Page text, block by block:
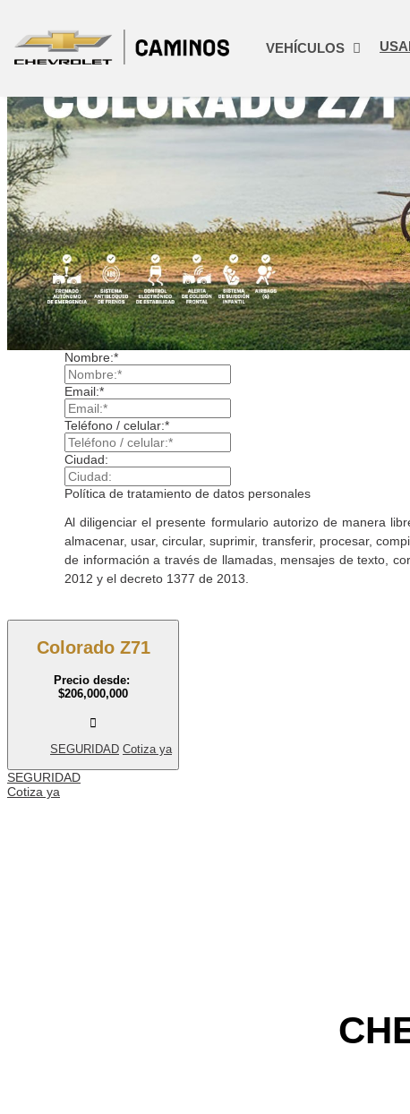
VEHÍCULOS
Nombre:*
Email:*
Teléfono / celular:*
Ciudad:
Política de tratamiento de datos personales
Al diligenciar el presente formulario autorizo de manera
almacenar, usar, circular, suprimir, transferir, procesar,
de información a través de llamadas, mensajes de texto,
2012 y el decreto 1377 de 2013.
Colorado Z71
Precio desde:
$206,000,000
SEGURIDAD Cotiza ya
SEGURIDAD
Cotiza ya